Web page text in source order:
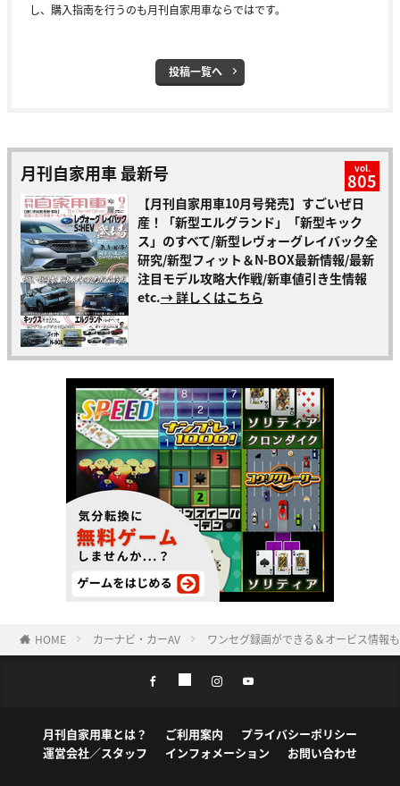
し、購入指南を行うのも月刊自家用車ならではです。
投稿一覧へ
月刊自家用車 最新号 vol.
805
【月刊自家用車10月号発売】すごいぜ日
産！「新型エルグランド」「新型キック
ス」のすべて/新型レヴォーグレイバック全
研究/新型フィット＆N-BOX最新情報/最新
注目モデル攻略大作戦/新車値引き生情報
etc.→ 詳しくはこちら
HOME カーナビ・カーAV ワンセグ録画ができる＆オービス情報
月刊自家用車とは？ ご利用案内
プライバシーポリシー
運営会社／スタッフ
インフォメーション お問い合わせ